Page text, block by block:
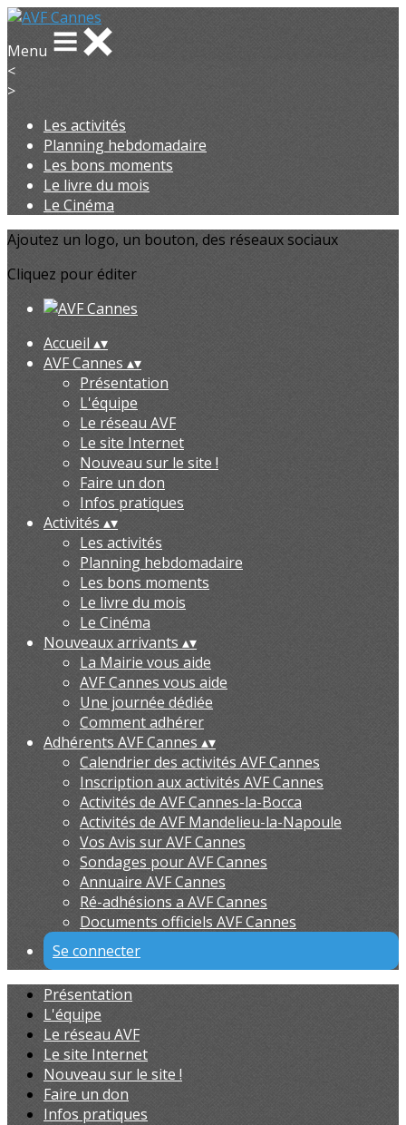
Menu
<
>
Les activités
Planning hebdomadaire
Les bons moments
Le livre du mois
Le Cinéma
Ajoutez un logo, un bouton, des réseaux sociaux
Cliquez pour éditer
Accueil ▴▾
AVF Cannes ▴▾
Présentation
L'équipe
Le réseau AVF
Le site Internet
Nouveau sur le site !
Faire un don
Infos pratiques
Activités ▴▾
Les activités
Planning hebdomadaire
Les bons moments
Le livre du mois
Le Cinéma
Nouveaux arrivants ▴▾
La Mairie vous aide
AVF Cannes vous aide
Une journée dédiée
Comment adhérer
Adhérents AVF Cannes ▴▾
Calendrier des activités AVF Cannes
Inscription aux activités AVF Cannes
Activités de AVF Cannes-la-Bocca
Activités de AVF Mandelieu-la-Napoule
Vos Avis sur AVF Cannes
Sondages pour AVF Cannes
Annuaire AVF Cannes
Ré-adhésions a AVF Cannes
Documents officiels AVF Cannes
Se connecter
Présentation
L'équipe
Le réseau AVF
Le site Internet
Nouveau sur le site !
Faire un don
Infos pratiques